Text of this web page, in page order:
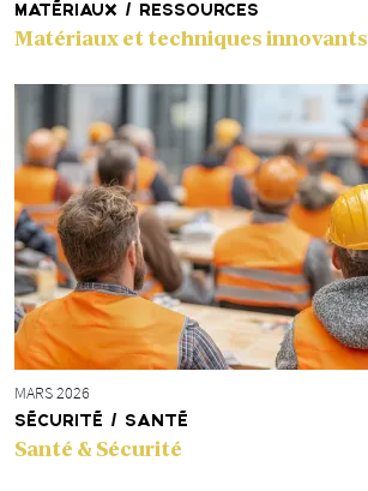
MATÉRIAUX / RESSOURCES
Matériaux et techniques innovants
MARS 2026
SÉCURITÉ / SANTÉ
Santé & Sécurité